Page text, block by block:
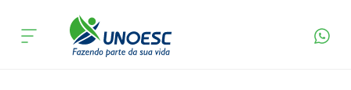
Cursos
acontece
doação ao Banco de Leite Humano em
Curitibanos
Notícia